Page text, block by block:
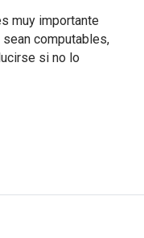
muy importante
computables,
si no lo